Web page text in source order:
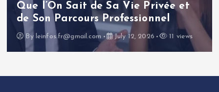
l’influence d’un journaliste
politique français
By leinfos.fr@gmail.com July 11, 2026 14 views